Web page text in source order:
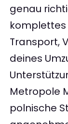
genau
komplettes
Transport,
deines
Metropole
polnische